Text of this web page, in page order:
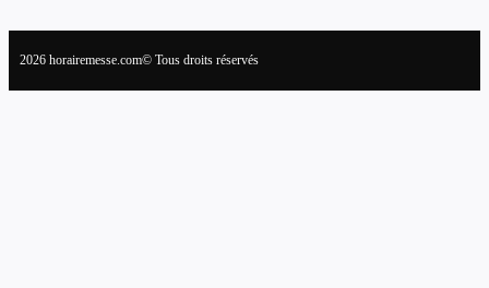
2026 horairemesse.com© Tous droits réservés